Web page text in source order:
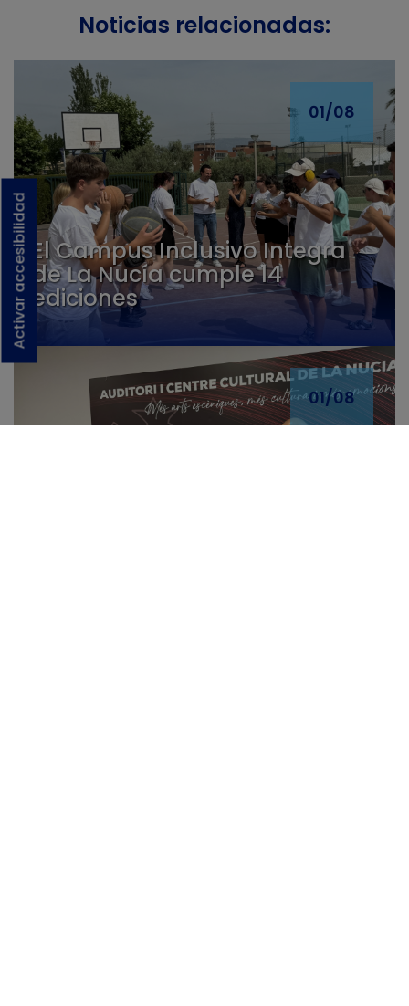
Activar accesibilidad
Noticias relacionadas:
El Campus Inclusivo Integra
de La Nucía cumple 14
ediciones
01/08
01/08